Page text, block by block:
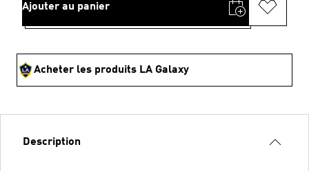
Ajouter au panier
Acheter les produits LA Galaxy
Description